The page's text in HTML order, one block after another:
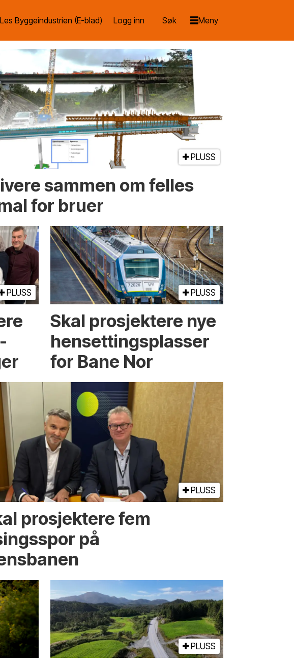
Les Byggeindustrien (E-blad) Logg inn
PLUSS
sammen om felles
for bruer
PLUSS PLUSS
Skal prosjektere nye
hensettingsplasser
for Bane Nor
PLUSS
prosjektere fem
på
PLUSS